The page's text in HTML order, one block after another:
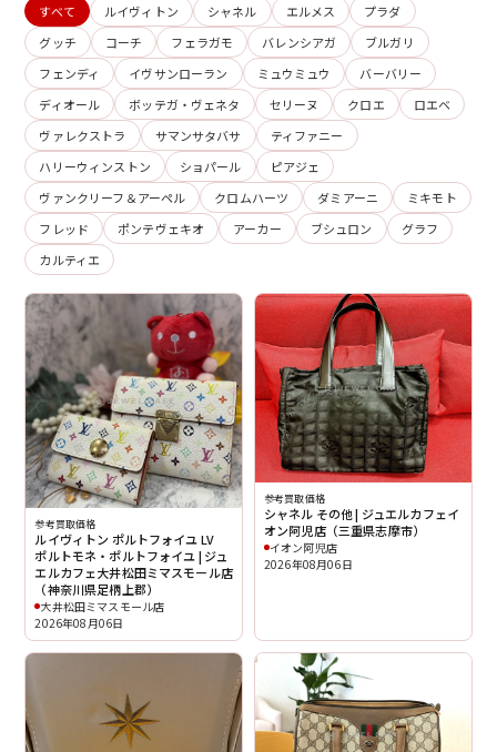
すべて ルイヴィトン シャネル エルメス
プラダ
グッチ
コーチ フェラガモ バレンシアガ
ブルガリ
フェンディ
イヴサンローラン ミュウミュウ
バーバリー
ディオール
ボッテガ・ヴェネタ セリーヌ クロエ
ロエベ
ヴァレクストラ
サマンサタバサ
ティファニー
ハリーウィンストン
ショパール
ピアジェ
ヴァンクリーフ＆アーペル
クロムハーツ ダミアーニ
ミキモト
フレッド
ポンテヴェキオ アーカー ブシュロン
グラフ
カルティエ
参考買取価格
ルイヴィトン ポルトフォイユ LV
ポルトモネ・ポルトフォイユ | ジュ
エルカフェ大井松田ミマスモール店
（神奈川県足柄上郡）
大井松田ミマスモール店
2026年08月06日
参考買取価格
シャネル その他 | ジュエルカフェイ
オン阿児店（三重県志摩市）
イオン阿児店
2026年08月06日